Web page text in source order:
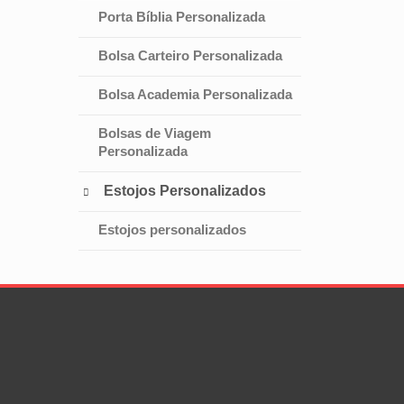
Porta Bíblia Personalizada
Bolsa Carteiro Personalizada
Bolsa Academia Personalizada
Bolsas de Viagem
Personalizada
 Estojos Personalizados
Estojos personalizados